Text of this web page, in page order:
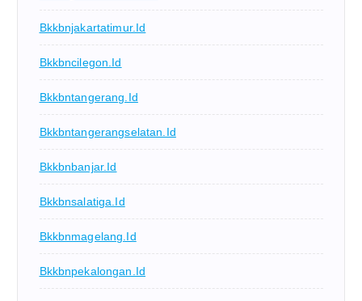
Bkkbnjakartatimur.id
Bkkbncilegon.id
Bkkbntangerang.id
Bkkbntangerangselatan.id
Bkkbnbanjar.id
Bkkbnsalatiga.id
Bkkbnmagelang.id
Bkkbnpekalongan.id